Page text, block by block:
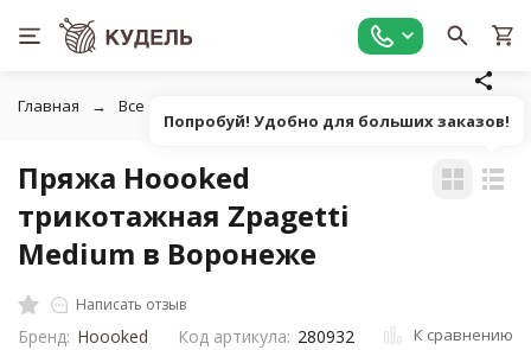
Главная Все для вязания
Пряжа Hoooked
трикотажная Zpagetti
Medium в Воронеже
Написать отзыв
Бренд: Hoooked Код артикула: 280932 К сравнению
Попробуй! Удобно для больших заказов!